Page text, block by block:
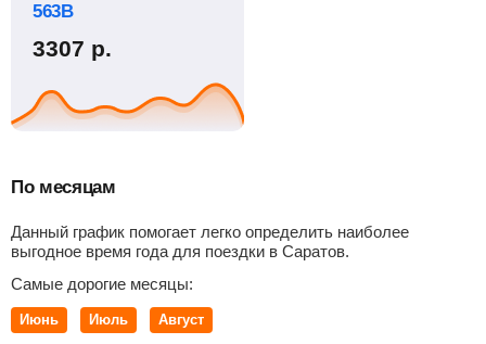
563В
3307 р.
По месяцам
Данный график помогает легко определить наиболее
выгодное время года для поездки в Саратов.
Самые дорогие месяцы:
Июнь Июль Август